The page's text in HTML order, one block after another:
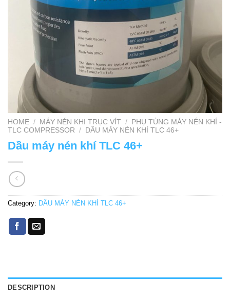
HOME / MÁY NÉN KHI TRỤC VÍT /
PHỤ TÙNG MÁY NÉN KHÍ -
TLC COMPRESSOR
/ DẦU MÁY NÉN KHÍ TLC 46+
Dầu máy nén khí TLC 46+
Category: DẦU MÁY NÉN KHÍ TLC 46+
DESCRIPTION